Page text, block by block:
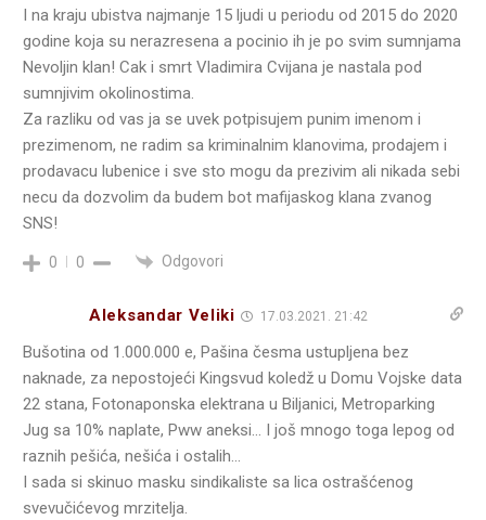
I na kraju ubistva najmanje 15 ljudi u periodu od 2015 do 2020
godine koja su nerazresena a pocinio ih je po svim sumnjama
Nevoljin klan! Cak i smrt Vladimira Cvijana je nastala pod
sumnjivim okolinostima.
Za razliku od vas ja se uvek potpisujem punim imenom i
prezimenom, ne radim sa kriminalnim klanovima, prodajem i
prodavacu lubenice i sve sto mogu da prezivim ali nikada sebi
necu da dozvolim da budem bot mafijaskog klana zvanog
SNS!
0 0 Odgovori
Aleksandar Veliki 17.03.2021. 21:42
Bušotina od 1.000.000 e, Pašina česma ustupljena bez
naknade, za nepostojeći Kingsvud koledž u Domu Vojske data
22 stana, Fotonaponska elektrana u Biljanici, Metroparking
Jug sa 10% naplate, Pww aneksi… I još mnogo toga lepog od
raznih pešića, nešića i ostalih…
I sada si skinuo masku sindikaliste sa lica ostrašćenog
svevučićevog mrzitelja.